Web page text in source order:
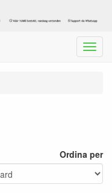
Menu
Ordina per